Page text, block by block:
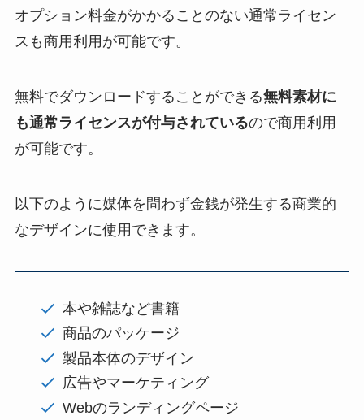
オプション料金がかかることのない通常ライセン
スも商用利用が可能です。
無料でダウンロードすることができる無料素材に
も通常ライセンスが付与されているので商用利用
が可能です。
以下のように媒体を問わず金銭が発生する商業的
なデザインに使用できます。
本や雑誌など書籍
商品のパッケージ
製品本体のデザイン
広告やマーケティング
Webのランディングページ